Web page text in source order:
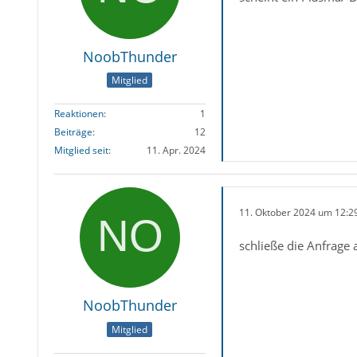
NoobThunder
Mitglied
Reaktionen
1
Beiträge
12
Mitglied seit
11. Apr. 2024
NoobThunder
Mitglied
11. Oktober 2024 um
schließe die Anfrage